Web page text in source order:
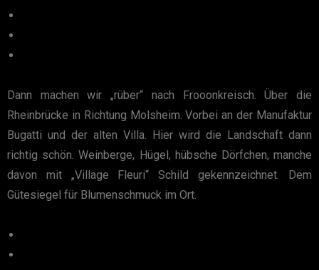
Dann machen wir „rüber“ nach Frooonkreisch. Über die
Rheinbrücke in Richtung Molsheim. Vorbei an der Manufaktur
Bugatti und der alten Villa. Hier wird die Landschaft dann
richtig schön. Weinberge, Hügel, hübsche Dörfchen, manche
davon mit „Village Fleuri“ Schild gekennzeichnet. Dem
Gütesiegel für Blumenschmuck im Ort.